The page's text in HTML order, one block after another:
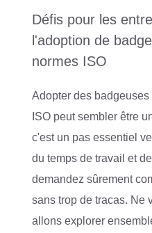
Défis pour les
l'adoption de
normes ISO
Adopter des
ISO peut sembler être
c'est un pas essentiel
du temps de travail et
demandez sûrement
sans trop de tracas. Ne
allons explorer